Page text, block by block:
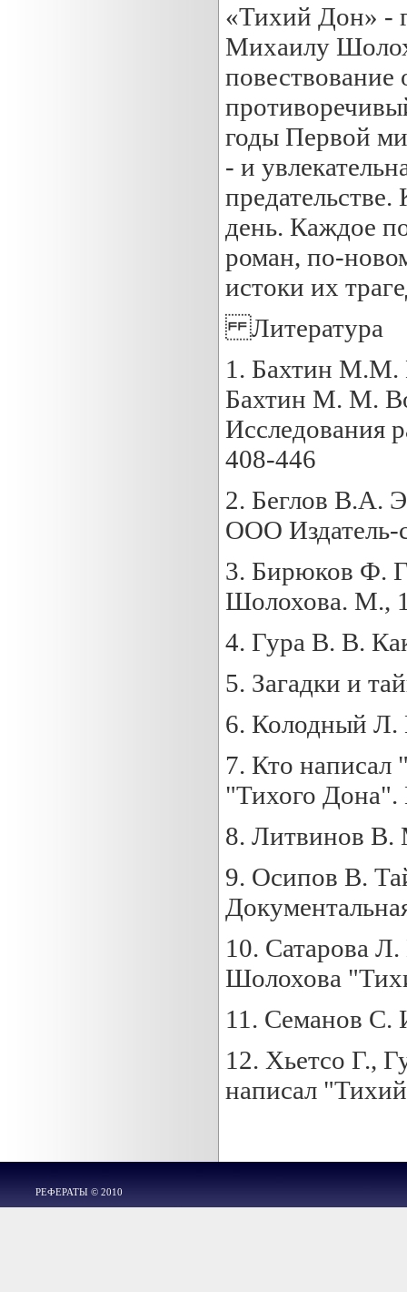
«Тихий Дон» -
Михаилу
повествование
годы Первой
- и
день. Каждое
роман, по-
истоки их
Литература
1. Бахтин М.М.
Бахтин М. М.
Исследования
408-446
2. Беглов В.А.
ООО Издатель-
3. Бирюков Ф.
Шолохова. М.,
4. Гура В. В.
5. Загадки и
6. Колодный Л.
7. Кто написал
"Тихого
8. Литвинов
9. Осипов В.
10. Сатарова
Шолохова
11. Семанов С.
12. Хьетсо Г.,
написал
РЕФЕРАТЫ © 2010